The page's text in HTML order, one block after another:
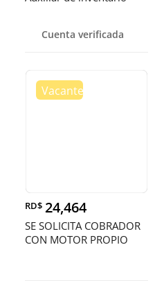
Cuenta verificada
RD$ 24,464
SE SOLICITA COBRADOR
CON MOTOR PROPIO